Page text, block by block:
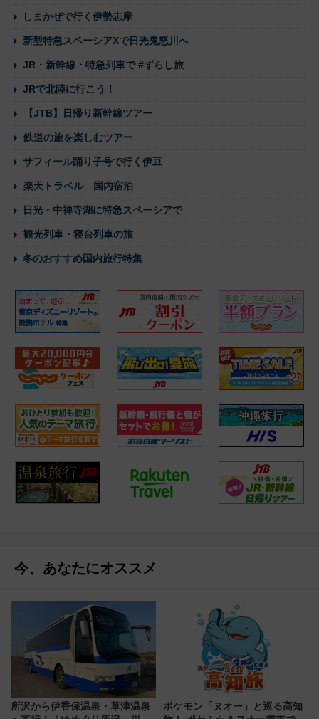
しまかぜで行く伊勢志摩
新型特急スペーシアXで日光鬼怒川へ
JR・新幹線・特急列車で #ずらし旅
JRで北陸に行こう！
【JTB】日帰り新幹線ツアー
鉄道の旅を楽しむツアー
サフィール踊り子号で行く伊豆
楽天トラベル 国内宿泊
日光・中禅寺湖に特急スペーシアで
観光列車・寝台列車の旅
冬のおすすめ国内旅行特集
今、あなたにオススメ
所沢から伊香保温泉・草津温泉
ポケモン「ヌオー」と巡る高知